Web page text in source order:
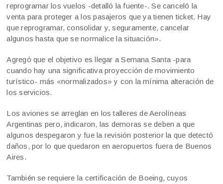
reprogramar los vuelos -detalló la fuente-. Se canceló la
venta para proteger a los pasajeros que ya tienen ticket. Hay
que reprogramar, consolidar y, seguramente, cancelar
algunos hasta que se normalice la situación».
Agregó que el objetivo es llegar a Semana Santa -para
cuando hay una significativa proyección de movimiento
turístico- más «normalizados» y con la mínima alteración de
los servicios.
Los aviones se arreglan en los talleres de Aerolíneas
Argentinas pero, indicaron, las demoras se deben a que
algunos despegaron y fue la revisión posterior la que detectó
daños, por lo que quedaron en aeropuertos fuera de Buenos
Aires.
También se requiere la certificación de Boeing, cuyos